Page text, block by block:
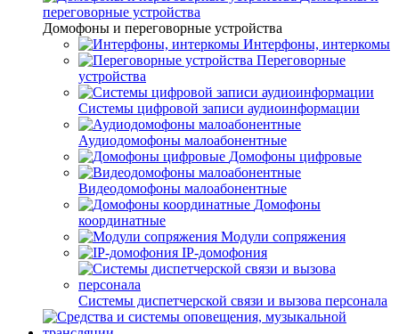
переговорные устройства
Домофоны и переговорные устройства
Интерфоны, интеркомы
Переговорные
устройства
Системы цифровой записи аудиоинформации
Аудиодомофоны малоабонентные
Домофоны цифровые
Видеодомофоны малоабонентные
Домофоны
координатные
Модули сопряжения
IP-домофония
Системы диспетчерской связи и вызова персонала